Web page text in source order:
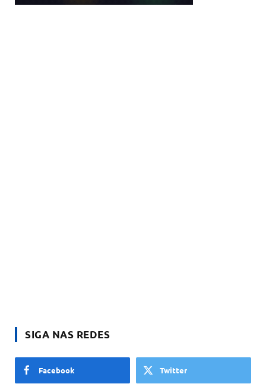
SIGA NAS REDES
Facebook Twitter